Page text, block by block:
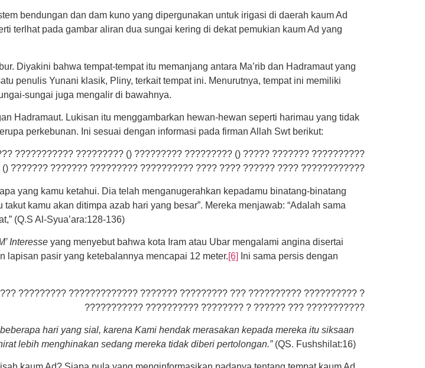
bendungan dan dam kuno yang dipergunakan untuk irigasi di daerah kaum Ad
terlhat pada gambar aliran dua sungai kering di dekat pemukian kaum Ad yang
Diyakini bahwa tempat-tempat itu memanjang antara Ma’rib dan Hadramaut yang
penulis Yunani klasik, Pliny, terkait tempat ini. Menurutnya, tempat ini memiliki
sungai juga mengalir di bawahnya.
Hadramaut. Lukisan itu menggambarkan hewan-hewan seperti harimau yang tidak
perkebunan. Ini sesuai dengan informasi pada firman Allah Swt berikut:
??????????? ????????? () ????????? ????????? () ????? ??????? ??????????
??????? ??????? ????????? ?????????? ???? ???? ?????? ???? ????????????
yang kamu ketahui. Dia telah menganugerahkan kepadamu binatang-binatang
kamu akan ditimpa azab hari yang besar”. Mereka menjawab: “Adalah sama
(Q.S Al-Syua’ara:128-136)
Interesse yang menyebut bahwa kota Iram atau Ubar mengalami angina disertai
lapisan pasir yang ketebalannya mencapai 12 meter.[6]
Ini sama persis dengan
????????? ????????????? ??????? ????????? ??? ?????????? ?????????? ?
??????????? ?????????? ???????? ? ?????? ??? ???????????
hari yang sial, karena Kami hendak merasakan kepada mereka itu siksaan
lebih menghinakan sedang mereka tidak diberi pertolongan.” (QS. Fushshilat:16)